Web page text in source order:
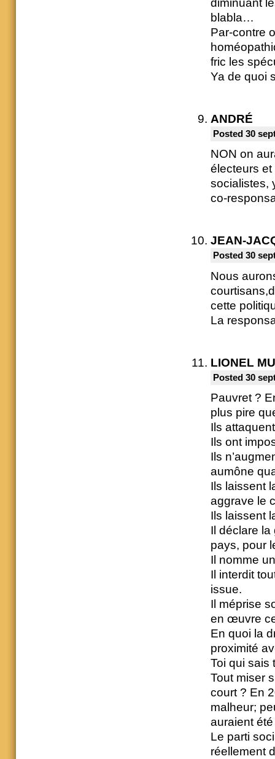
diminuant
blabla…
Par-contre
fric les
Ya de quoi
ANDRÉ
Posted 30
NON on
électeurs
socialistes,
co-
JEAN-
Posted 30
Nous
cette
La
LIONEL
Posted 30
Pauvret ?
plus pire
Ils
Ils ont
Ils
aumône
Ils laissent
aggrave le
Ils laissent
Il déclare
pays, pour
Il nomme
Il interdit
issue.
Il méprise
en œuvre
En quoi la
proximité
Toi qui sais
Tout miser
court ? En
malheur;
auraient
Le parti
réellement